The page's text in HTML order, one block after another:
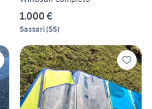
1.000 €
Sassari(SS)